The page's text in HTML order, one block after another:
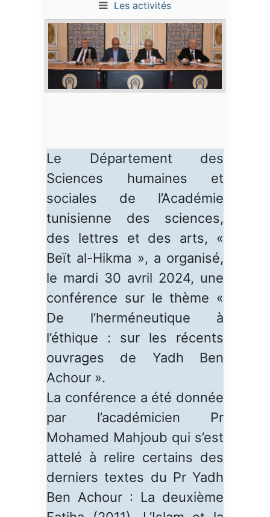
Les activités
Le Département des
Sciences humaines et
sociales de l’Académie
tunisienne des sciences,
des lettres et des arts, «
Beït al-Hikma », a organisé,
le mardi 30 avril 2024, une
conférence sur le thème «
De l’herméneutique à
l’éthique : sur les récents
ouvrages de Yadh Ben
Achour ».
La conférence a été donnée
par l’académicien Pr
Mohamed Mahjoub qui s’est
attelé à relire certains des
derniers textes du Pr Yadh
Ben Achour : La deuxième